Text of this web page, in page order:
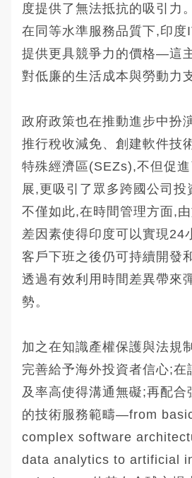
度提供了無法抵抗的吸引力
在同等水準服務品質下,印度
提供更具競爭力的價格—這
對低廉的生活成本與勞動力
政府政策也在推動進步中扮
推行稅收減免、創建軟件技
特殊經濟區(SEZs),不但促
展,更吸引了眾多跨國公司投
不僅如此,在時間管理方面,
差因素使得印度可以實現24
客戶下班之後仍可持續開發
透過有效利用時間差異帶來
勢。
加之在知識產權保護與法規
完善給予海外投資者信心;在
及率高使得溝通無礙;再配合
的技術服務範疇—from
complex software
data analytics to artificial